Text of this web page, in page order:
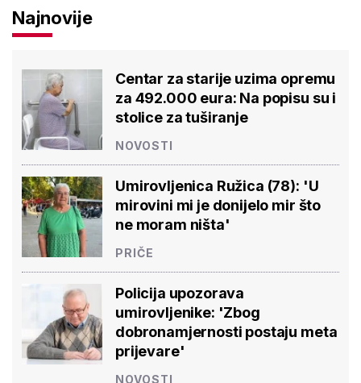
Najnovije
Centar za starije uzima opremu
za 492.000 eura: Na popisu su i
stolice za tuširanje
NOVOSTI
Umirovljenica Ružica (78): 'U
mirovini mi je donijelo mir što
ne moram ništa'
PRIČE
Policija upozorava
umirovljenike: 'Zbog
dobronamjernosti postaju meta
prijevare'
NOVOSTI